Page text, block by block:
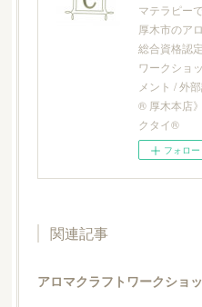
マテラピー
厚木市のア
総合資格認
ワークショ
メント / 外
® 厚木本店
クタイ®
フォロー
関連記事
アロマクラフトワークショ